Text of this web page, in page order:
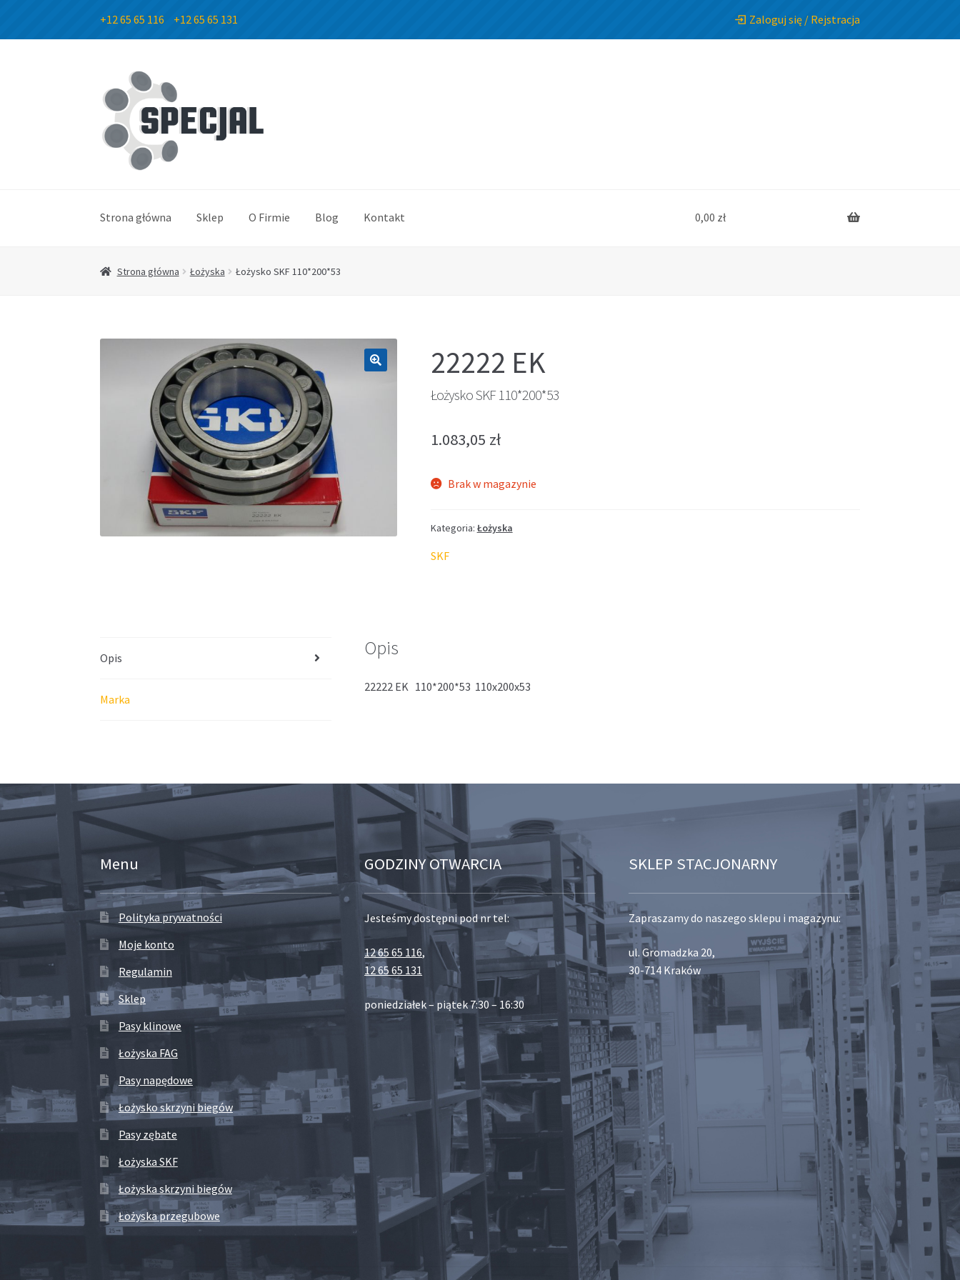
+12 65 65 116 +12 65 65 131 Zaloguj się / Rejstracja
Przejdź
do
nawigacji
Przejdź
do
treści
Strona główna Sklep O Firmie Blog Kontakt 0,00 zł
Strona główna Łożyska Łożysko SKF 110*200*53
22222 EK
Łożysko SKF 110*200*53
1.083,05 zł
Brak w magazynie
Kategoria: Łożyska
SKF
Opis
Marka
Opis
22222 EK 110*200*53 110x200x53
Menu
Polityka prywatności
Moje konto
Regulamin
Sklep
Pasy klinowe
Łożyska FAG
Pasy napędowe
Łożysko skrzyni biegów
Pasy zębate
Łożyska SKF
Łożyska skrzyni biegów
Łożyska przegubowe
GODZINY OTWARCIA
Jesteśmy dostępni pod nr tel:
12 65 65 116,
12 65 65 131
poniedziałek – piątek 7:30 – 16:30
SKLEP STACJONARNY
Zapraszamy do naszego sklepu i magazynu:
ul. Gromadzka 20,
30-714 Kraków